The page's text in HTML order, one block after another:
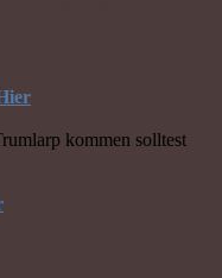
kommen solltest